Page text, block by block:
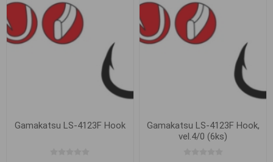
Gamakatsu LS-4123F Hook
Gamakatsu LS-4123F Hook,
vel.4/0 (6ks)